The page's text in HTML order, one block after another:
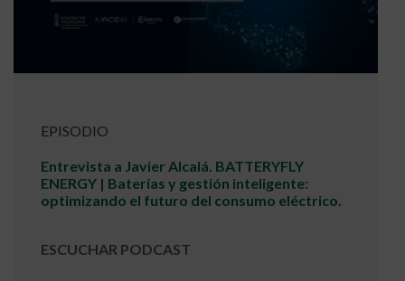
EPISODIO
Entrevista a Javier Alcalá. BATTERYFLY
ENERGY | Baterías y gestión inteligente:
optimizando el futuro del consumo eléctrico.
ESCUCHAR PODCAST